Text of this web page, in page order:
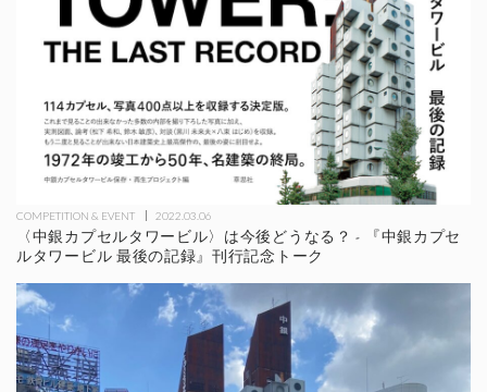
COMPETITION & EVENT 2022.03.06
〈中銀カプセルタワービル〉は今後どうなる？ - 『中銀カプセ
ルタワービル 最後の記録』刊行記念トーク